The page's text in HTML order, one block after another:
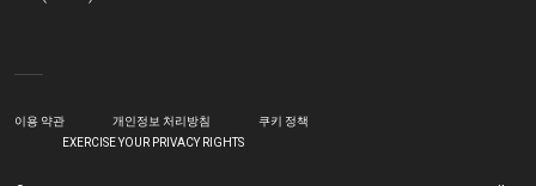
이용 약관 개인정보 처리방침
쿠키 정책
EXERCISE YOUR PRIVACY RIGHTS